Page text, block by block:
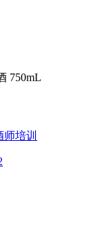
750mL
师培训